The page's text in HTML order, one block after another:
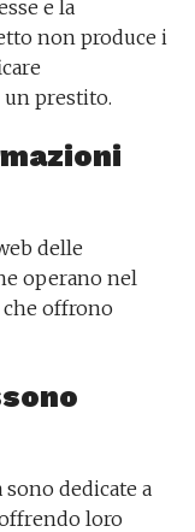
e la
non produce i
prestito.
delle
operano nel
offrono
dedicate a
loro